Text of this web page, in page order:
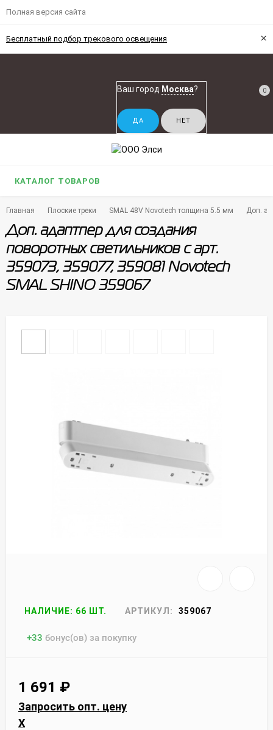
Полная версия сайта
Бесплатный подбор трекового освещения ×
Ваш город Москва? 0
КАТАЛОГ ТОВАРОВ
Главная Плоские треки SMAL 48V Novotech толщина 5.5 мм Доп.
Доп. адаптпер для создания
поворотных светильников с арт.
359073, 359077, 359081 Novotech
SMAL SHINO 359067
НАЛИЧИЕ: 66 ШТ. АРТИКУЛ: 359067
+33 бонус(ов) за покупку
1 691 ₽
Запросить опт. цену
X